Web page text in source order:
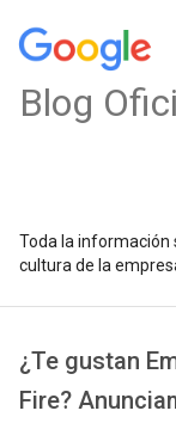
Blog
Toda la información
cultura de la
¿Te gustan
Fire?